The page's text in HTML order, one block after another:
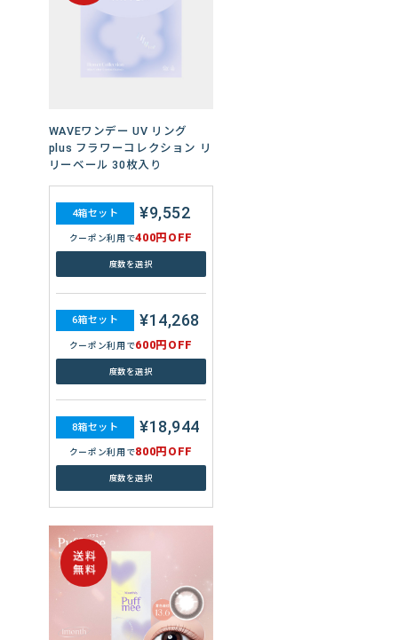
WAVEワンデー エアスリム
4箱セット ¥6,720
度数を選択
6箱セット ¥10,020
クーポン利用で 600円OFF
度数を選択
8箱セット ¥13,360
クーポン利用で 800円OFF
度数を選択
もっと見る
WAVEワンデー ウォータース
WAVEワンデー UV リング
plus フラワーコレクション リ
リーベール 30枚入り
4箱セット ¥9,552
クーポン利用で400円OFF
度数を選択
6箱セット ¥14,268
クーポン利用で600円OFF
度数を選択
8箱セット ¥18,944
クーポン利用で800円OFF
度数を選択